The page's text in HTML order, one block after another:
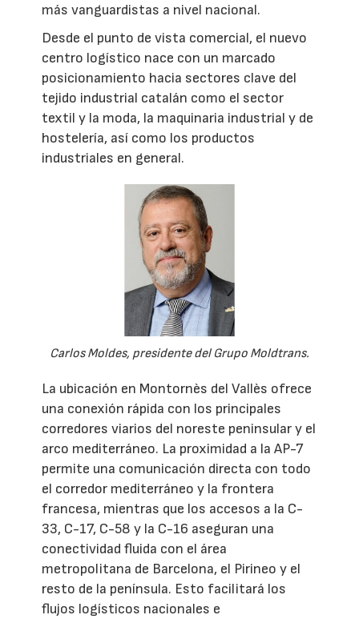
más vanguardistas a nivel nacional.
Desde el punto de vista comercial, el nuevo
centro logístico nace con un marcado
posicionamiento hacia sectores clave del
tejido industrial catalán como el sector
textil y la moda, la maquinaria industrial y de
hostelería, así como los productos
industriales en general.
Carlos Moldes, presidente del Grupo Moldtrans.
La ubicación en Montornès del Vallès ofrece
una conexión rápida con los principales
corredores viarios del noreste peninsular y el
arco mediterráneo. La proximidad a la AP-7
permite una comunicación directa con todo
el corredor mediterráneo y la frontera
francesa, mientras que los accesos a la C-
33, C-17, C-58 y la C-16 aseguran una
conectividad fluida con el área
metropolitana de Barcelona, el Pirineo y el
resto de la península. Esto facilitará los
flujos logísticos nacionales e